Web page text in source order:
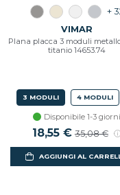
+
VIMAR
Plana placca 3 moduli
titanio 14653.74
3 MODULI 4 MODULI
Disponibile 1-3 giorni
18,55 € 35,08 €
AGGIUNGI AL